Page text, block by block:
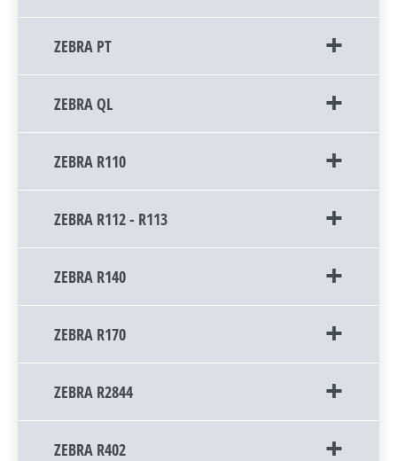
ZEBRA PT
ZEBRA QL
ZEBRA R110
ZEBRA R112 - R113
ZEBRA R140
ZEBRA R170
ZEBRA R2844
ZEBRA R402